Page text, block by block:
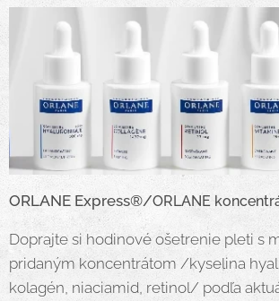
ORLANE Express®/ORLANE
Doprajte si hodinové ošetrenie pleti s
pridaným koncentrátom /kyselina
kolagén, niaciamid, retinol/ podľa